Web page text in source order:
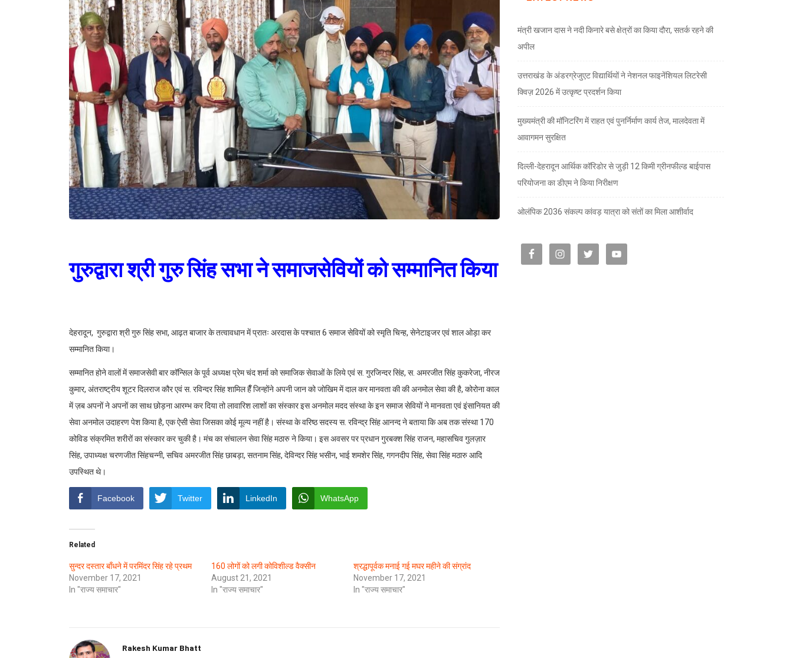
गुरुद्वारा श्री गुरु सिंह सभा ने समाजसेवियों को सम्मानित किया
देहरादून, गुरुद्वारा श्री गुरु सिंह सभा, आढ़त बाजार के तत्वावधान में प्रातः अरदास के पश्चात 6 समाज सेवियों को स्मृति चिन्ह, सेनेटाइजर एवं शाल ओड़ा कर
सम्मानित किया।
सम्मानित होने वालों में समाजसेवी बार कॉन्सिल के पूर्व अध्यक्ष प्रेम चंद शर्मा को समाजिक सेवाओं के लिये एवं स. गुरजिन्दर सिंह, स. अमरजीत सिंह कुकरेजा, नीरज
कुमार, अंतराष्ट्रीय शूटर दिलराज कौर एवं स. रविन्दर सिंह शामिल हैँ जिन्होंने अपनी जान को जोखिम में दाल कर मानवता की की अनमोल सेवा की है, कोरोना काल
में ज़ब अपनों ने अपनों का साथ छोड़ना आरम्भ कर दिया तो लावारिश लाशों का संस्कार इस अनमोल मदद संस्था के इन समाज सेवियों ने मानवता एवं इंसानियत की
सेवा अनमोल उदाहरण पेश किया है, एक ऐसी सेवा जिसका कोई मूल्य नहीं है। संस्था के वरिष्ठ सदस्य स. रविन्द्र सिंह आनन्द ने बताया कि अब तक संस्था 170
कोविड संक्रमित शरीरों का संस्कार कर चुकी है। मंच का संचालन सेवा सिंह मठारु ने किया। इस अवसर पर प्रधान गुरबक्श सिंह राजन, महासचिव गुलज़ार
सिंह, उपाध्यक्ष चरणजीत सिंहचन्नी, सचिव अमरजीत सिंह छाबड़ा, सतनाम सिंह, देविन्दर सिंह भसीन, भाई शमशेर सिंह, गगनदीप सिंह, सेवा सिंह मठारु आदि
उपस्थित थे।
Facebook Twitter LinkedIn WhatsApp
Related
सुन्दर दस्तार बाँधने में परमिंदर सिंह रहे प्रथम
November 17, 2021
In "राज्य समाचार"
160 लोगों को लगी कोविशील्ड वैक्सीन
August 21, 2021
In "राज्य समाचार"
श्रद्धापूर्वक मनाई गई मघर महीने की संग्रांद
November 17, 2021
In "राज्य समाचार"
Rakesh Kumar Bhatt
मंत्री खजान दास ने नदी किनारे बसे क्षेत्रों का किया दौरा, सतर्क रहने की
अपील
उत्तराखंड के अंडरग्रेजुएट विद्यार्थियों ने नेशनल फाइनेंशियल लिटरेसी
क्विज़ 2026 में उत्कृष्ट प्रदर्शन किया
मुख्यमंत्री की मॉनिटरिंग में राहत एवं पुनर्निर्माण कार्य तेज, मालदेवता में
आवागमन सुरक्षित
दिल्ली-देहरादून आर्थिक कॉरिडोर से जुड़ी 12 किमी ग्रीनफील्ड बाईपास
परियोजना का डीएम ने किया निरीक्षण
ओलंपिक 2036 संकल्प कांवड़ यात्रा को संतों का मिला आशीर्वाद